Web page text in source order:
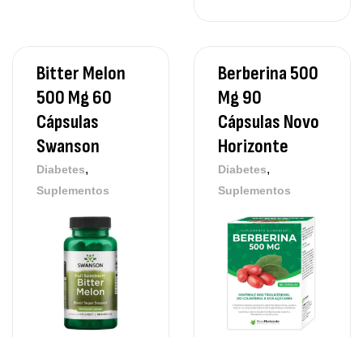
Bitter Melon
500 Mg 60
Cápsulas
Swanson
Diabetes,
Suplementos
Berberina 500
Mg 90
Cápsulas Novo
Horizonte
Diabetes,
Suplementos